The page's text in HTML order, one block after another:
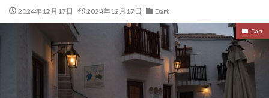
2024年12月17日 2024年12月17日 Dart
Dart